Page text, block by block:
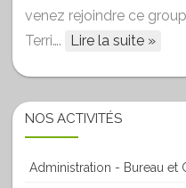
venez rejoindre ce
Terri….
Lire la suite »
NOS ACTIVITÉS
Administration - Bureau et